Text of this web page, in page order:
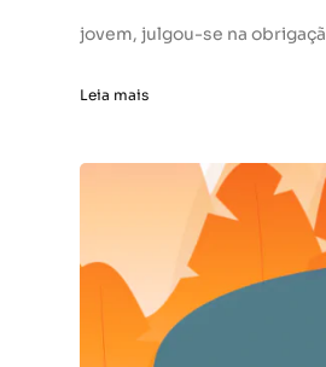
jovem, julgou-se na
Leia mais